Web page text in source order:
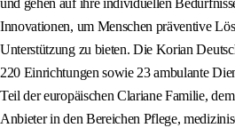
und gehen auf ihre individuellen
Innovationen, um Menschen präventive
Unterstützung zu bieten. Die Korian
220 Einrichtungen sowie 23 ambulante
Teil der europäischen Clariane Familie,
Anbieter in den Bereichen Pflege,